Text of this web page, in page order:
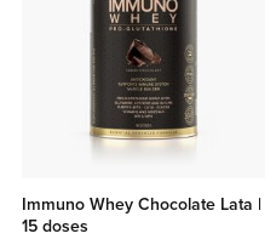
Immuno Whey Chocolate Lata |
15 doses